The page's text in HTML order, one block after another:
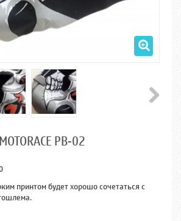
PB-02
принтом будет хорошо сочетаться с